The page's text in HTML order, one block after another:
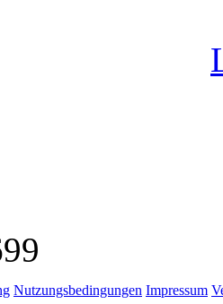
Nutzungsbedingungen Impressum